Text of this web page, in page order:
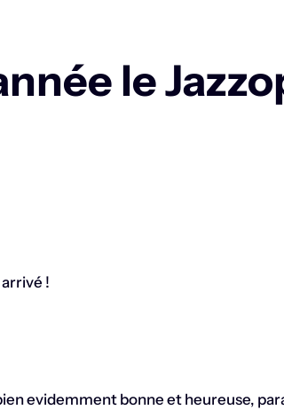
le
!
evidemment bonne et heureuse,